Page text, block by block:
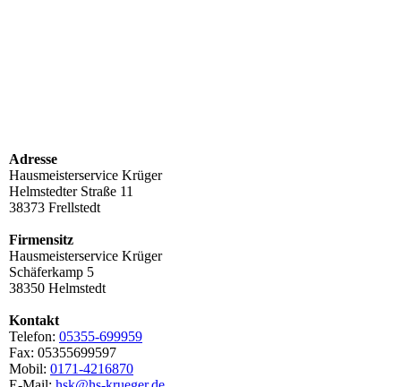
Adresse
Hausmeisterservice Krüger
Helmstedter Straße 11
38373 Frellstedt
Firmensitz
Hausmeisterservice Krüger
Schäferkamp 5
38350 Helmstedt
Kontakt
Telefon: 05355-699959
Fax: 05355699597
Mobil: 0171-4216870